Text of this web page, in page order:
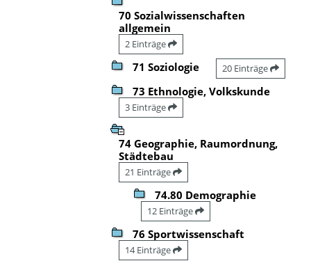
70 Sozialwissenschaften
allgemein
2 Einträge
71 Soziologie 20 Einträge
73 Ethnologie, Volkskunde
3 Einträge
74 Geographie, Raumordnung,
Städtebau
21 Einträge
74.80 Demographie
12 Einträge
76 Sportwissenschaft
14 Einträge